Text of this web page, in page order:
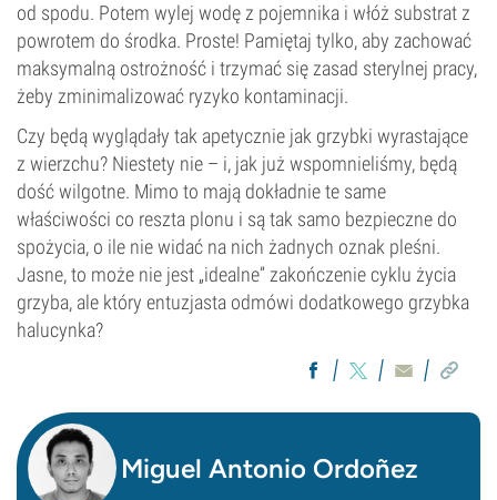
od spodu. Potem wylej wodę z pojemnika i włóż substrat z
powrotem do środka. Proste! Pamiętaj tylko, aby zachować
maksymalną ostrożność i trzymać się zasad sterylnej pracy,
żeby zminimalizować ryzyko kontaminacji.
Czy będą wyglądały tak apetycznie jak grzybki wyrastające
z wierzchu? Niestety nie – i, jak już wspomnieliśmy, będą
dość wilgotne. Mimo to mają dokładnie te same
właściwości co reszta plonu i są tak samo bezpieczne do
spożycia, o ile nie widać na nich żadnych oznak pleśni.
Jasne, to może nie jest „idealne” zakończenie cyklu życia
grzyba, ale który entuzjasta odmówi dodatkowego grzybka
halucynka?
Miguel Antonio Ordoñez